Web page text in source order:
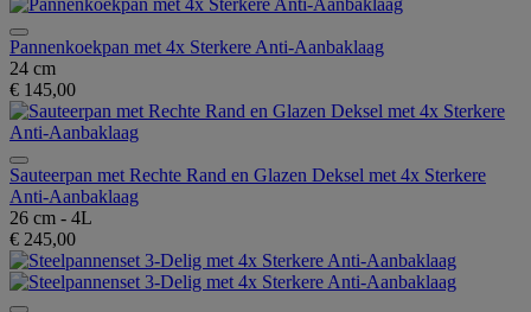
Pannenkoekpan met 4x Sterkere Anti-Aanbaklaag
24 cm
€ 145,00
Sauteerpan met Rechte Rand en Glazen Deksel met 4x Sterkere
Anti-Aanbaklaag
26 cm - 4L
€ 245,00